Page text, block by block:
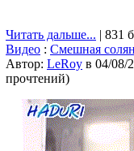
Читать дальше... | 831
Видео : Смешная
Автор: LeRoy в 04/08/
прочтений)